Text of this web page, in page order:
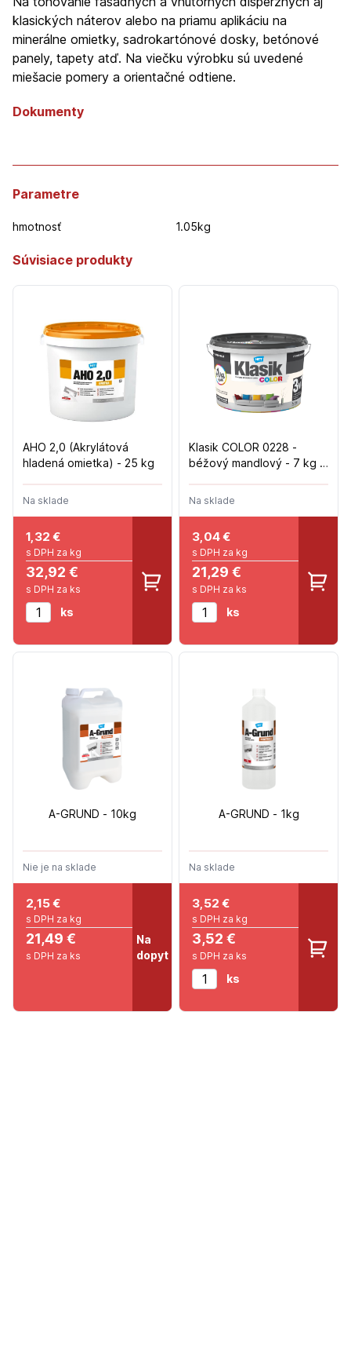
klasických náterov alebo na priamu aplikáciu na
minerálne omietky, sadrokartónové dosky, betónové
panely, tapety atď. Na viečku výrobku sú uvedené
miešacie pomery a orientačné odtiene.
Dokumenty
Parametre
hmotnosť 1.05kg
Súvisiace produkty
AHO 2,0 (Akrylátová
hladená omietka) - 25 kg
Na sklade
1,32 €
s DPH za kg
32,92 €
s DPH za ks
ks
Klasik COLOR 0228 -
béžový mandlový - 7 kg +
Na sklade
3,04€
s DPH za kg
21,29 €
s DPH za ks
ks
A-GRUND - 10kg
Nie je na sklade
2,15€
s DPH za kg
21,49 €
s DPH za ks
Na
dopyt
A-GRUND - 1kg
Na sklade
3,52 €
s DPH za kg
3,52 €
s DPH za ks
ks